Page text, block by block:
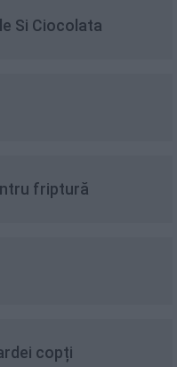
Si Ciocolata
friptură
copți